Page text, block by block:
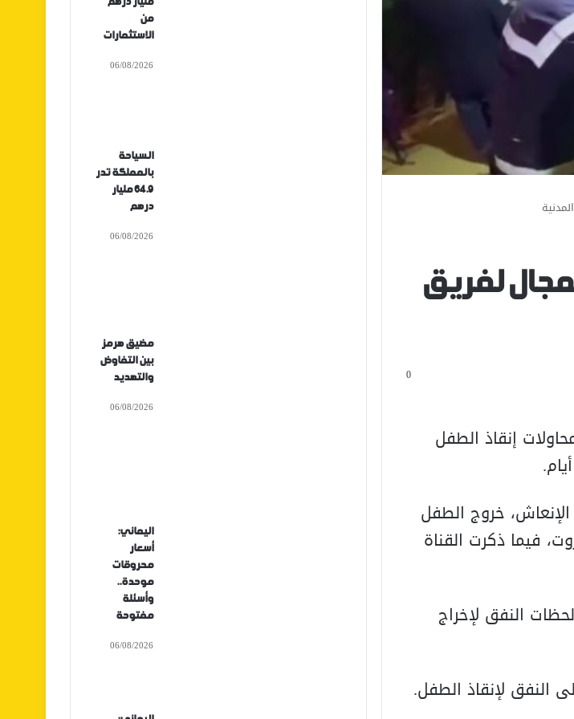
لفريق
0
إنقاذ الطفل
خروج الطفل
فيما ذكرت القناة
النفق لإخراج
النفق لإنقاذ الطفل.
من
الاستثمارات
06/08/2026
السياحة
بالمملكة تدر
64.9 مليار
درهم
06/08/2026
مضيق هرمز
بين التفاوض
والتهديد
06/08/2026
اليماني:
أسعار
محروقات
موحدة..
وأسئلة
مفتوحة
06/08/2026